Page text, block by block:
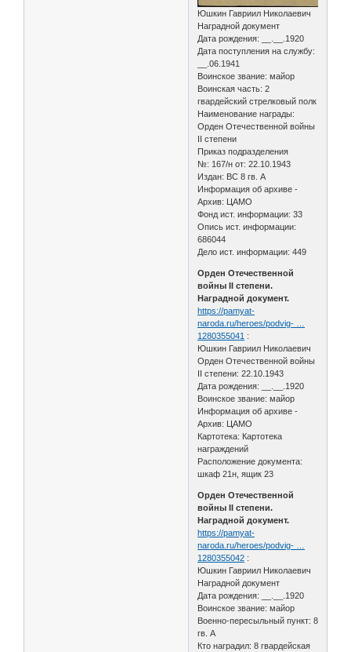
Юшкин Гавриил Николаевич
Наградной документ
Дата рождения: __.__.1920
Дата поступления на службу:
__.06.1941
Воинское звание: майор
Воинская часть: 2
гвардейский стрелковый полк
Наименование награды:
Орден Отечественной войны
II степени
Приказ подразделения
№: 167/н от: 22.10.1943
Издан: ВС 8 гв. А
Информация об архиве -
Архив: ЦАМО
Фонд ист. информации: 33
Опись ист. информации:
686044
Дело ист. информации: 449
Орден Отечественной
войны II степени.
Наградной документ.
https://pamyat-
naroda.ru/heroes/podvig- …
1280355041 :
Юшкин Гавриил Николаевич
Орден Отечественной войны
II степени: 22.10.1943
Дата рождения: __.__.1920
Воинское звание: майор
Информация об архиве -
Архив: ЦАМО
Картотека: Картотека
награждений
Расположение документа:
шкаф 21н, ящик 23
Орден Отечественной
войны II степени.
Наградной документ.
https://pamyat-
naroda.ru/heroes/podvig- …
1280355042 :
Юшкин Гавриил Николаевич
Наградной документ
Дата рождения: __.__.1920
Воинское звание: майор
Военно-пересыльный пункт: 8
гв. А
Кто наградил: 8 гвардейская